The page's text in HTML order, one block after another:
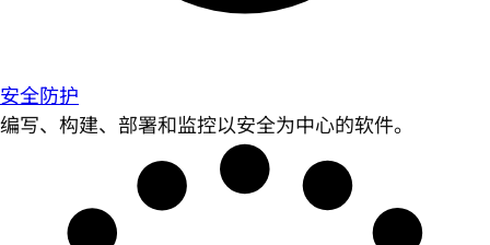
安全防护
编写、构建、部署和监控以安全为中心的软件。